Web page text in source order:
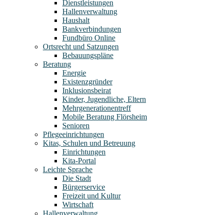
Dienstleistungen
Hallenverwaltung
Haushalt
Bankverbindungen
Fundbüro Online
Ortsrecht und Satzungen
Bebauungspläne
Beratung
Energie
Existenzgründer
Inklusionsbeirat
Kinder, Jugendliche, Eltern
Mehrgenerationentreff
Mobile Beratung Flörsheim
Senioren
Pflegeeinrichtungen
Kitas, Schulen und Betreuung
Einrichtungen
Kita-Portal
Leichte Sprache
Die Stadt
Bürgerservice
Freizeit und Kultur
Wirtschaft
Hallenverwaltung